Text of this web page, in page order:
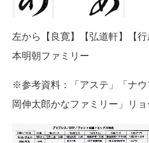
左から【良寛】【弘道軒】【
本明朝ファミリー
※参考資料：「アステ」「ナ
岡伸太郎かなファミリー」リ